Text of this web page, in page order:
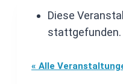
Diese
stattgefunden.
« Alle